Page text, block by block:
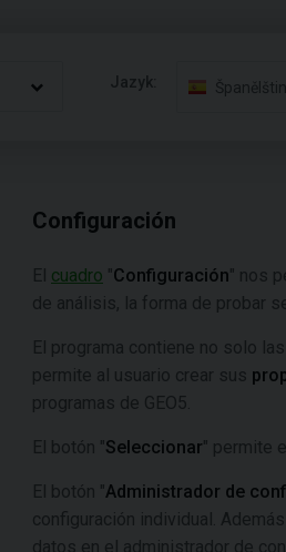
Jazyk:
Configuración
El cuadro "Configuración" nos
de análisis, la forma de probar
El programa contiene no solo las
permite al usuario crear sus
programas de GEO5.
El botón "Seleccionar" permite
El botón "Administrador de
configuración individual.
datos en el administrador de